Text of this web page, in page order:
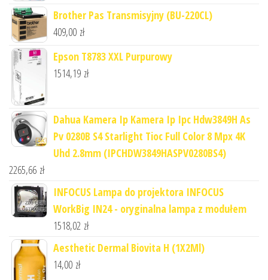
Brother Pas Transmisyjny (BU-220CL)
409,00 zł
Epson T8783 XXL Purpurowy
1514,19 zł
Dahua Kamera Ip Kamera Ip Ipc Hdw3849H As
Pv 0280B S4 Starlight Tioc Full Color 8 Mpx 4K
Uhd 2.8mm (IPCHDW3849HASPV0280BS4)
2265,66 zł
INFOCUS Lampa do projektora INFOCUS
WorkBig IN24 - oryginalna lampa z modułem
1518,02 zł
Aesthetic Dermal Biovita H (1X2Ml)
14,00 zł